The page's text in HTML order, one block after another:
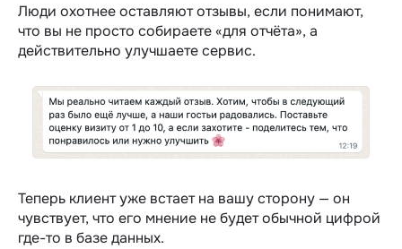
Люди охотнее оставляют отзывы, если понимают,
что вы не просто собираете «для отчёта», а
действительно улучшаете сервис.
Теперь клиент уже встает на вашу сторону — он
чувствует, что его мнение не будет обычной цифрой
где-то в базе данных.